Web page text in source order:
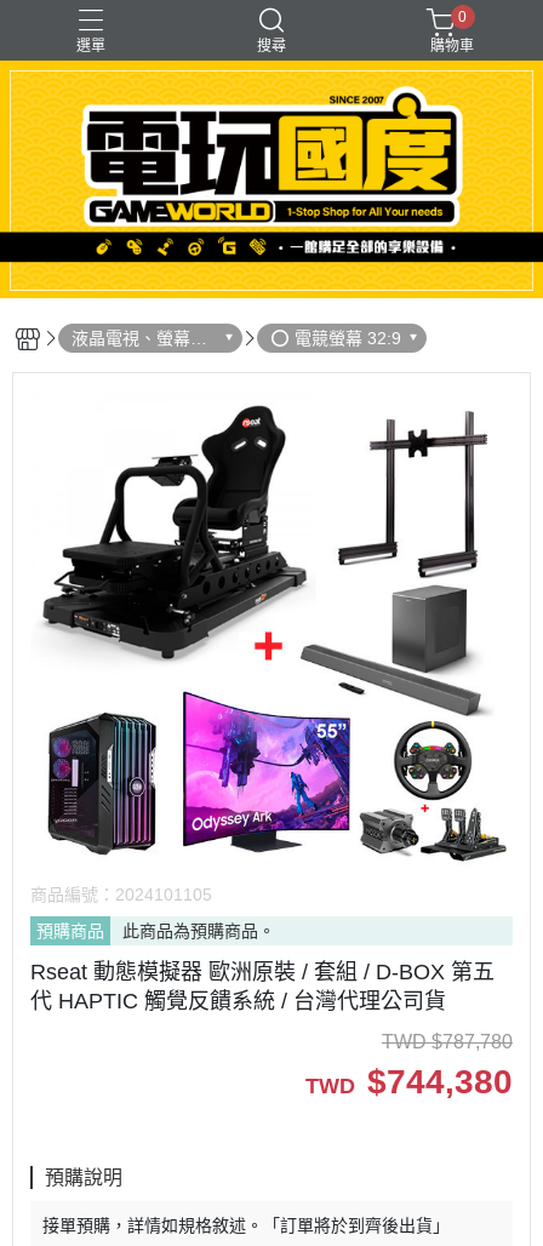
選單 搜尋
「遊戲」多人同樂 【PS＋PC用】賽模
〖直驅式〗基座
F1形式
支架【可收折】
0
購物車
液晶電視、螢幕、
音響
⭕️ 電競螢幕 32:9
商品編號： 2024101105
預購商品
此商品為預購商品。
Rseat 動態模擬器 歐洲原裝 / 套組 / D-BOX 第五
代 HAPTIC 觸覺反饋系統 / 台灣代理公司貨
TWD $787,780
TWD $744,380
預購說明
接單預購，詳情如規格敘述。「訂單將於到齊後出貨」